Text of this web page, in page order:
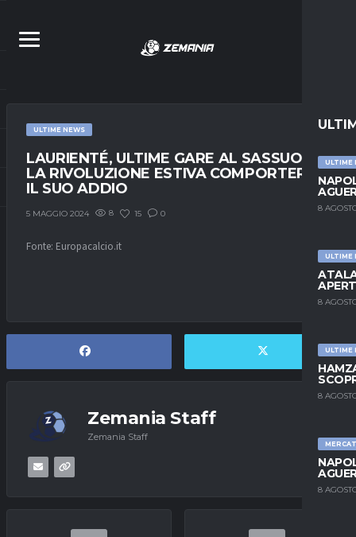
ULTIME
8
ULTIME
8
ULTIME
8
8
ULTIME NEWS
LAURIENTÉ, ULTIME GARE AL SASSUOLO:
LA RIVOLUZIONE ESTIVA COMPORTERÀ
IL SUO ADDIO
5 MAGGIO 2024 8 15 0
Fonte: Europacalcio.it
Zemania Staff
Zemania Staff